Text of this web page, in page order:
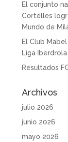
El conjunto
Cortelles
Mundo de
El Club
Liga
Resultados
Archivos
julio 2026
junio 2026
mayo 2026